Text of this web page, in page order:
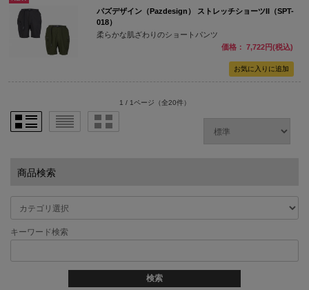
パズデザイン（Pazdesign） ストレッチショーツII（SPT-
018）
柔らかな肌ざわりのショートパンツ
価格： 7,722円(税込)
1 / 1ページ （全20件）
商品検索
キーワード検索